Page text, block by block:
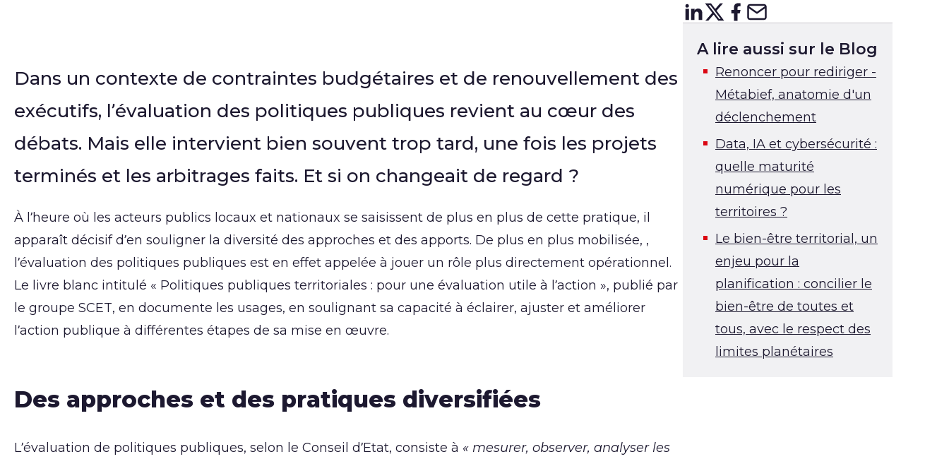
Dans un contexte de contraintes budgétaires et de renouvellement des
exécutifs, l’évaluation des politiques publiques revient au cœur des
débats. Mais elle intervient bien souvent trop tard, une fois les projets
terminés et les arbitrages faits. Et si on changeait de regard ?
À l’heure où les acteurs publics locaux et nationaux se saisissent de plus en plus de cette pratique, il
apparaît décisif d’en souligner la diversité des approches et des apports. De plus en plus mobilisée, ,
l’évaluation des politiques publiques est en effet appelée à jouer un rôle plus directement opérationnel.
Le livre blanc intitulé « Politiques publiques territoriales : pour une évaluation utile à l’action », publié par
le groupe SCET, en documente les usages, en soulignant sa capacité à éclairer, ajuster et améliorer
l’action publique à différentes étapes de sa mise en œuvre.
Des approches et des pratiques diversifiées
L’évaluation de politiques publiques, selon le Conseil d’Etat, consiste à « mesurer, observer, analyser les
Partager surLinkedIn
Partager surX
Partager sur
Partager sur
A lire aussi sur le Blog
Renoncer pour rediriger -
Métabief, anatomie d'un
déclenchement
Data, IA et cybersécurité :
quelle maturité
numérique pour les
territoires ?
Le bien-être territorial, un
enjeu pour la
planification : concilier le
bien-être de toutes et
tous, avec le respect des
limites planétaires